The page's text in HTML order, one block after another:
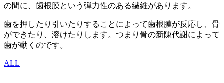
の間に、歯根膜という弾力性のある繊維があります。
歯を押したり引いたりすることによって歯根膜が反応し、骨
ができたり、溶けたりします。つまり骨の新陳代謝によって
歯が動くのです。
ALL